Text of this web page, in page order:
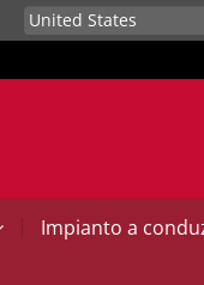
| Impianto a